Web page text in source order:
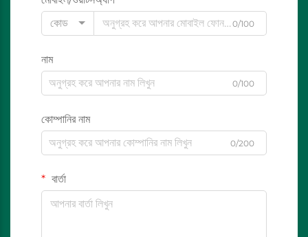
কোড
0/100
নাম
0/100
কোম্পানির নাম
0/200
বার্তা